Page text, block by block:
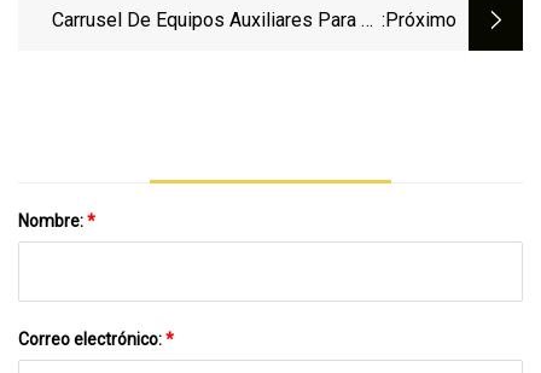
Productos Lácteos Paletizador De Latas
Carrusel De Equipos Auxiliares Para La :próximo
Nombre:*
Correo electrónico:*